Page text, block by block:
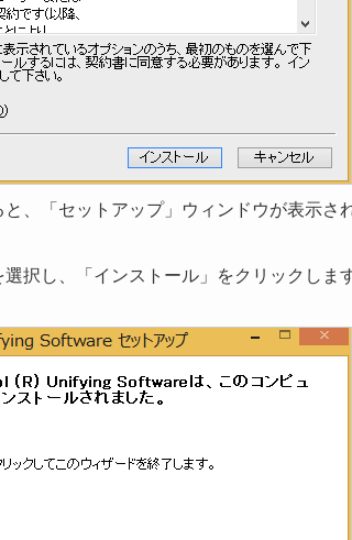
、「セットアップ」ウィンドウが表示さ
択し、「インストール」をクリックします